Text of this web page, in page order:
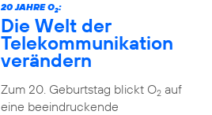
20 JAHRE O2:
Die Welt der
Telekommunikation
verändern
Zum 20. Geburtstag blickt O2auf
eine beeindruckende